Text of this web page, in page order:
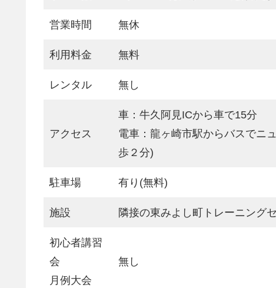
営業時間 無休
利用料金 無料
レンタル 無し
アクセス
車：牛久阿見ICから車で15分
電車：龍ヶ崎市駅からバスでニ
歩２分)
駐車場 有り(無料)
施設 隣接の東みよし町トレーニング
初心者講習
会
月例大会
無し